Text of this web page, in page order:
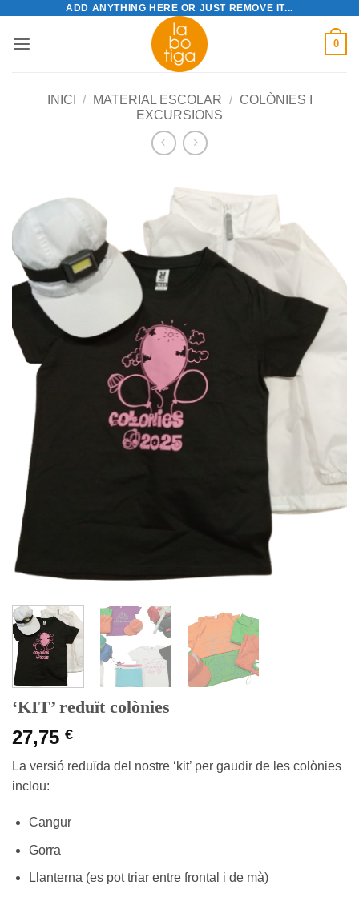
content
ADD ANYTHING HERE OR JUST REMOVE IT...
0
INICI / MATERIAL ESCOLAR /
COLÒNIES I
EXCURSIONS
‘KIT’ reduït colònies
27,75 €
La versió reduïda del nostre ‘kit’ per gaudir de les colònies
inclou:
Cangur
Gorra
Llanterna (es pot triar entre frontal i de mà)